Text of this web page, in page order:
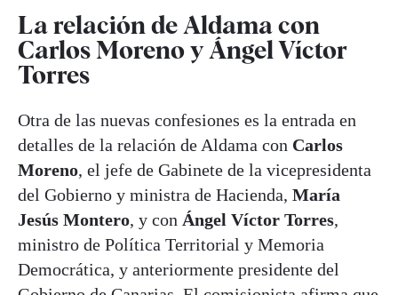
La relación de Aldama con
Carlos Moreno y Ángel Víctor
Torres
Otra de las nuevas confesiones es la entrada en
detalles de la relación de Aldama con Carlos
Moreno, el jefe de Gabinete de la vicepresidenta
del Gobierno y ministra de Hacienda, María
Jesús Montero, y con Ángel Víctor Torres,
ministro de Política Territorial y Memoria
Democrática, y anteriormente presidente del